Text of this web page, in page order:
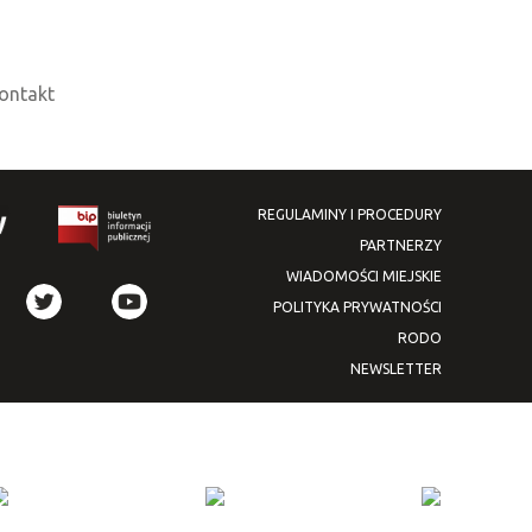
REGULAMINY I PROCEDURY
PARTNERZY
WIADOMOŚCI MIEJSKIE
POLITYKA PRYWATNOŚCI
RODO
NEWSLETTER